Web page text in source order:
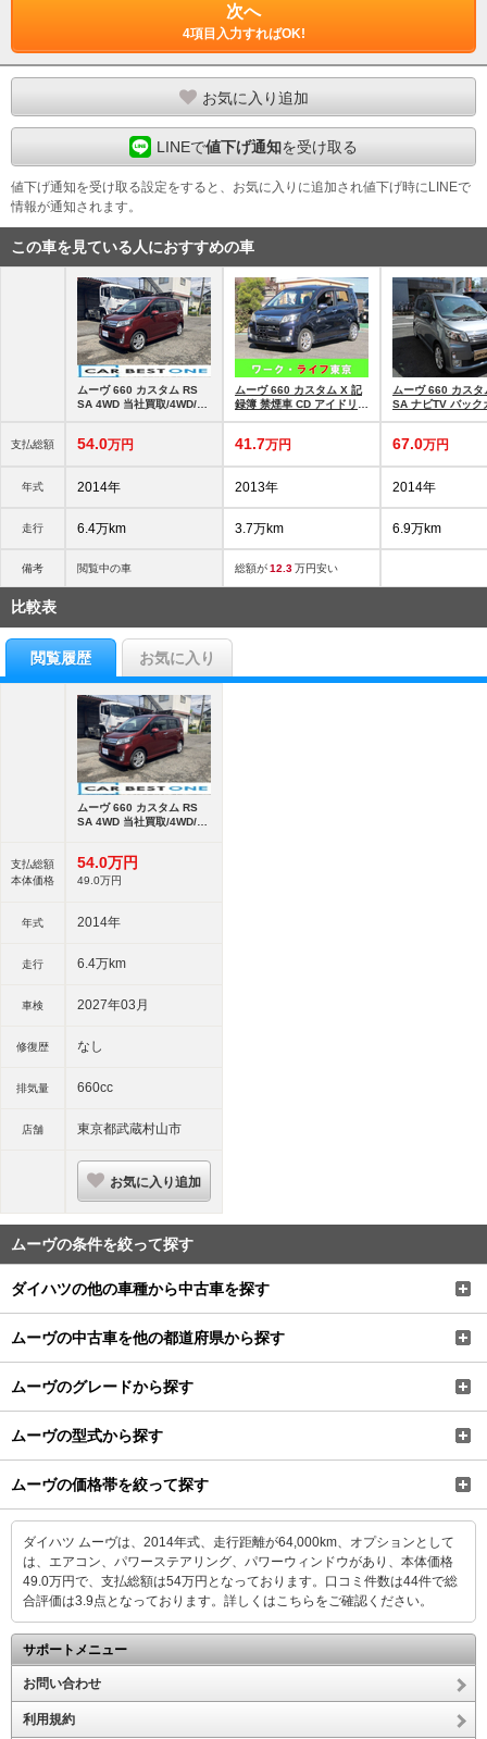
次へ
4項目入力すればOK!
お気に入り追加
LINEで値下げ通知を受け取る
値下げ通知を受け取る設定をすると、お気に入りに追加され値下げ時にLINEで
情報が通知されます。
この車を見ている人におすすめの車
支払総額
年式
走行
備考
ムーヴ 660 カスタム RS
SA 4WD 当社買取/4WD/1
54.0万円
2014年
6.4万km
閲覧中の車
ムーヴ 660 カスタム X 記
録簿 禁煙車 CD アイドリン
41.7万円
2013年
3.7万km
総額が12.3万円安い
ムーヴ 660 カスタ
SA ナビTV バック
67.0万円
2014年
6.9万km
比較表
閲覧履歴 お気に入り
支払総額
本体価格
年式
走行
車検
修復歴
排気量
店舗
ムーヴ 660 カスタム RS
SA 4WD 当社買取/4WD/1
54.0万円
49. 0万円
2014年
6.4万km
2027年03月
なし
660cc
東京都武蔵村山市
お気に入り追加
ムーヴの条件を絞って探す
ダイハツの他の車種から中古車を探す
ムーヴの中古車を他の都道府県から探す
ムーヴのグレードから探す
ムーヴの型式から探す
ムーヴの価格帯を絞って探す
ダイハツ ムーヴは、2014年式、走行距離が64,000km、オプションとして
は、エアコン、パワーステアリング、パワーウィンドウがあり、本体価格
49.0万円で、支払総額は54万円となっております。口コミ件数は44件で総
合評価は3.9点となっております。 詳しくはこちらをご確認ください。
サポートメニュー
お問い合わせ
利用規約